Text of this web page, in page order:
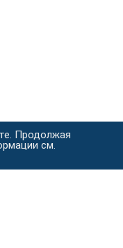
Продолжая
см.